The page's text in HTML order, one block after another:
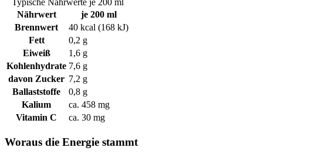
Typische Nährwerte je 200 ml
Nährwert
je 200 ml
Brennwert
40 kcal (168 kJ)
Fett
0,2 g
Eiweiß
1,6 g
Kohlenhydrate 7,6 g
davon Zucker 7,2 g
Ballaststoffe
0,8 g
Kalium
ca. 458 mg
Vitamin C
ca. 30 mg
Woraus die Energie stammt